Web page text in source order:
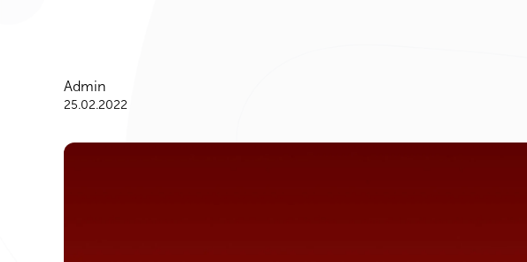
Admin
25.02.2022